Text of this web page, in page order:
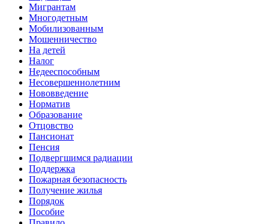
Мигрантам
Многодетным
Мобилизованным
Мошенничество
На детей
Налог
Недееспособным
Несовершеннолетним
Нововведение
Норматив
Образование
Отцовство
Пансионат
Пенсия
Подвергшимся радиации
Поддержка
Пожарная безопасность
Получение жилья
Порядок
Пособие